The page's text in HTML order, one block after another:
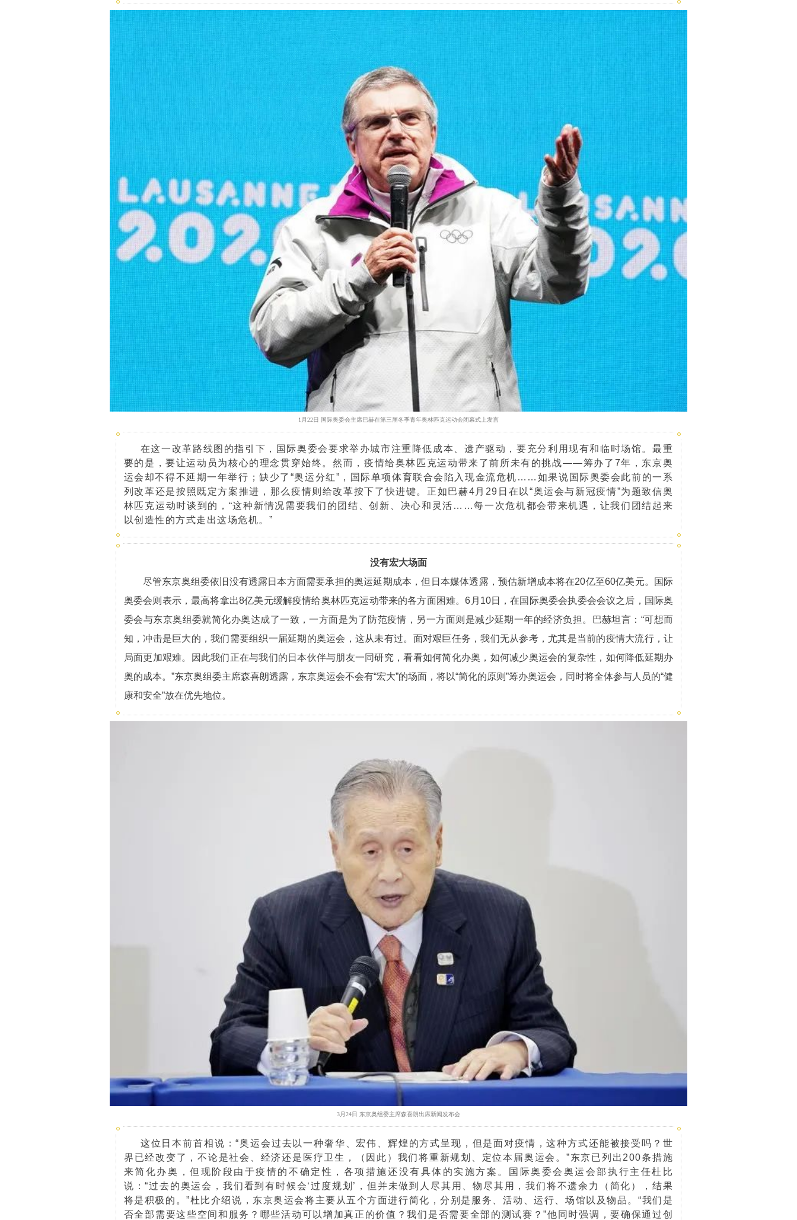
1月22日 国际奥委会主席巴赫在第三届冬季青年奥林匹克运动会闭幕式上发言
在这一改革路线图的指引下，国际奥委会要求举办城市注重降低成本、遗产驱动，要充分利用现有和临时场馆。最重
要的是，要让运动员为核心的理念贯穿始终。然而，疫情给奥林匹克运动带来了前所未有的挑战——筹办了7年，东京奥
运会却不得不延期一年举行；缺少了“奥运分红”，国际单项体育联合会陷入现金流危机……如果说国际奥委会此前的一系
列改革还是按照既定方案推进，那么疫情则给改革按下了快进键。正如巴赫4月29日在以“奥运会与新冠疫情”为题致信奥
林匹克运动时谈到的，“这种新情况需要我们的团结、创新、决心和灵活……每一次危机都会带来机遇，让我们团结起来
以创造性的方式走出这场危机。”
没有宏大场面
尽管东京奥组委依旧没有透露日本方面需要承担的奥运延期成本，但日本媒体透露，预估新增成本将在20亿至60亿美元。国际
奥委会则表示，最高将拿出8亿美元缓解疫情给奥林匹克运动带来的各方面困难。6月10日，在国际奥委会执委会会议之后，国际奥
委会与东京奥组委就简化办奥达成了一致，一方面是为了防范疫情，另一方面则是减少延期一年的经济负担。巴赫坦言：“可想而
知，冲击是巨大的，我们需要组织一届延期的奥运会，这从未有过。面对艰巨任务，我们无从参考，尤其是当前的疫情大流行，让
局面更加艰难。因此我们正在与我们的日本伙伴与朋友一同研究，看看如何简化办奥，如何减少奥运会的复杂性，如何降低延期办
奥的成本。”东京奥组委主席森喜朗透露，东京奥运会不会有“宏大”的场面，将以“简化的原则”筹办奥运会，同时将全体参与人员的“健
康和安全”放在优先地位。
3月24日 东京奥组委主席森喜朗出席新闻发布会
这位日本前首相说：“奥运会过去以一种奢华、宏伟、辉煌的方式呈现，但是面对疫情，这种方式还能被接受吗？世
界已经改变了，不论是社会、经济还是医疗卫生，（因此）我们将重新规划、定位本届奥运会。”东京已列出200条措施
来简化办奥，但现阶段由于疫情的不确定性，各项措施还没有具体的实施方案。国际奥委会奥运会部执行主任杜比
说：“过去的奥运会，我们看到有时候会‘过度规划’，但并未做到人尽其用、物尽其用，我们将不遗余力（简化），结果
将是积极的。”杜比介绍说，东京奥运会将主要从五个方面进行简化，分别是服务、活动、运行、场馆以及物品。“我们是
否全部需要这些空间和服务？哪些活动可以增加真正的价值？我们是否需要全部的测试赛？”他同时强调，要确保通过创